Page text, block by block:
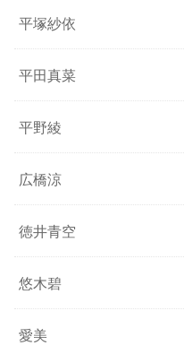
平塚紗依
平田真菜
平野綾
広橋涼
徳井青空
悠木碧
愛美